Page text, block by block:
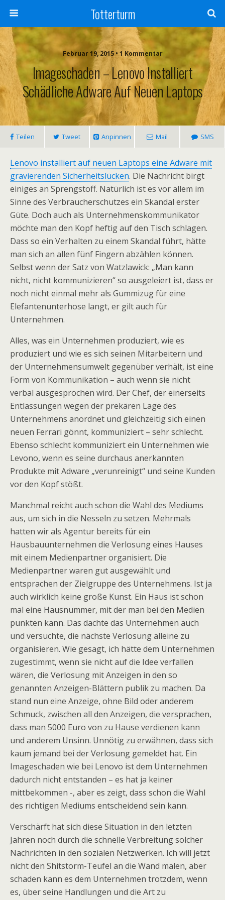
Totterturm
Februar 19, 2015 • 1 Kommentar
Imageschaden – Lenovo Installiert
Schädliche Adware Auf Neuen Laptops
Teilen Tweet Anpinnen Mail SMS
Lenovo installiert auf neuen Laptops eine Adware mit
gravierenden Sicherheitslücken. Die Nachricht birgt
einiges an Sprengstoff. Natürlich ist es vor allem im
Sinne des Verbraucherschutzes ein Skandal erster
Güte. Doch auch als Unternehmenskommunikator
möchte man den Kopf heftig auf den Tisch schlagen.
Dass so ein Verhalten zu einem Skandal führt, hätte
man sich an allen fünf Fingern abzählen können.
Selbst wenn der Satz von Watzlawick: „Man kann
nicht, nicht kommunizieren“ so ausgeleiert ist, dass er
noch nicht einmal mehr als Gummizug für eine
Elefantenunterhose langt, er gilt auch für
Unternehmen.
Alles, was ein Unternehmen produziert, wie es
produziert und wie es sich seinen Mitarbeitern und
der Unternehmensumwelt gegenüber verhält, ist eine
Form von Kommunikation – auch wenn sie nicht
verbal ausgesprochen wird. Der Chef, der einerseits
Entlassungen wegen der prekären Lage des
Unternehmens anordnet und gleichzeitig sich einen
neuen Ferrari gönnt, kommuniziert – sehr schlecht.
Ebenso schlecht kommuniziert ein Unternehmen wie
Levono, wenn es seine durchaus anerkannten
Produkte mit Adware „verunreinigt“ und seine Kunden
vor den Kopf stößt.
Manchmal reicht auch schon die Wahl des Mediums
aus, um sich in die Nesseln zu setzen. Mehrmals
hatten wir als Agentur bereits für ein
Hausbauunternehmen die Verlosung eines Hauses
mit einem Medienpartner organisiert. Die
Medienpartner waren gut ausgewählt und
entsprachen der Zielgruppe des Unternehmens. Ist ja
auch wirklich keine große Kunst. Ein Haus ist schon
mal eine Hausnummer, mit der man bei den Medien
punkten kann. Das dachte das Unternehmen auch
und versuchte, die nächste Verlosung alleine zu
organisieren. Wie gesagt, ich hätte dem Unternehmen
zugestimmt, wenn sie nicht auf die Idee verfallen
wären, die Verlosung mit Anzeigen in den so
genannten Anzeigen-Blättern publik zu machen. Da
stand nun eine Anzeige, ohne Bild oder anderem
Schmuck, zwischen all den Anzeigen, die versprachen,
dass man 5000 Euro von zu Hause verdienen kann
und anderem Unsinn. Unnötig zu erwähnen, dass sich
kaum jemand bei der Verlosung gemeldet hat. Ein
Imageschaden wie bei Lenovo ist dem Unternehmen
dadurch nicht entstanden – es hat ja keiner
mittbekommen -, aber es zeigt, dass schon die Wahl
des richtigen Mediums entscheidend sein kann.
Verschärft hat sich diese Situation in den letzten
Jahren noch durch die schnelle Verbreitung solcher
Nachrichten in den sozialen Netzwerken. Ich will jetzt
nicht den Shitstorm-Teufel an die Wand malen, aber
schaden kann es dem Unternehmen trotzdem, wenn
es, über seine Handlungen und die Art zu